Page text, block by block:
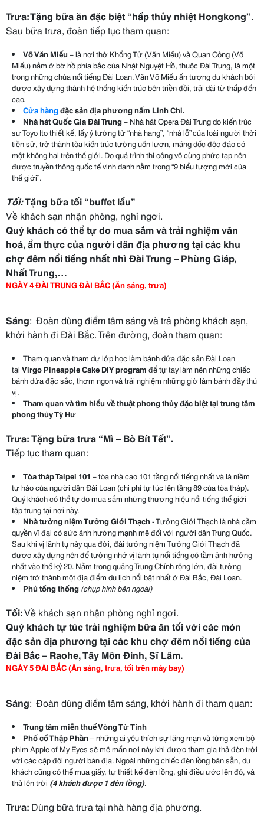
Trưa:Tặng bữa ăn đặc biệt “hấp thủy nhiệt Hongkong”.
Sau bữa trưa, đoàn tiếp tục tham quan:
Võ Văn Miếu – là nơi thờ Khổng Tử (Văn Miếu) và Quan Công (Võ
Miếu) nằm ở bờ hồ phía bắc của Nhật Nguyệt Hồ, thuộc Đài Trung, là một
trong những chùa nổi tiếng Đài Loan. Văn Võ Miếu ấn tượng du khách bởi
được xây dựng thành hệ thống kiến trúc bên triền đồi, trải dài từ thấp đến
cao.
Cửa hàngđặc sản địa phương nấm Linh Chi.
Nhà hát Quốc Gia Đài Trung– Nhà hát Opera Đài Trung do kiến trúc
sư Toyo Ito thiết kế, lấy ý tưởng từ “nhà hang”, “nhà lỗ” của loài người thời
tiền sử, trở thành tòa kiến trúc tường uốn lượn, máng dốc độc đáo có
một không hai trên thế giới. Do quá trình thi công vô cùng phức tạp nên
được truyền thông quốc tế vinh danh nằm trong “9 biểu tượng mới của
thế giới”.
Tối:Tặng bữa tối “buffet lẩu”
Về khách sạn nhận phòng, nghỉ ngơi.
Quý khách cóthể tự do mua sắm vàtrải nghiệmvăn
hoá, ẩm thực của người dân địa phương tạicác khu
chợ đêm nổi tiếng nhất nhì Đài Trung – Phùng Giáp,
Nhất Trung,…
NGÀY 4 ĐÀI TRUNG ĐÀI BẮC (Ăn sáng, trưa)
Sáng: Đoàn dùng điểm tâm sáng và trả phòng khách sạn,
khởi hành đi Đài Bắc. Trên đường, đoàn tham quan:
Tham quan và tham dự lớp học làm bánh dứa đặc sản Đài Loan
tại Virgo Pineapple Cake DIY program để tự tay làm nên những chiếc
bánh dứa đặc sắc, thơm ngon và trải nghiệm những giờ làm bánh đầy thú
vị.
Tham quan và tìm hiểu về thuật phong thủy đặc biệt tại trung tâm
phong thủy Tỳ Hư
Trưa:Tặng bữa trưa “Mì – Bò Bít Tết”.
Tiếp tục tham quan:
Tòa tháp Taipei 101 – tòa nhà cao 101 tầng nổi tiếng nhất và là niềm
tự hào của người dân Đài Loan (chi phí tự túc lên tầng 89 của tòa tháp).
Quý khách có thể tự do mua sắm những thương hiệu nổi tiếng thế giới
tập trung tại nơi này.
Nhà tưởng niệm Tưởng Giới Thạch- Tưởng Giới Thạch là nhà cầm
quyền vĩ đại có sức ảnh hưởng mạnh mẽ đối với người dân Trung Quốc.
Sau khi vị lãnh tụ này qua đời, đài tưởng niệm Tưởng Giới Thạch đã
được xây dựng nên để tưởng nhớ vị lãnh tụ nổi tiếng có tầm ảnh hưởng
nhất vào thế kỷ 20. Nằm trong quảng Trung Chính rộng lớn, đài tưởng
niệm trở thành một địa điểm du lịch nổi bật nhất ở Đài Bắc, Đài Loan.
Phủ tổng thống (chụp hình bên ngoài)
Tối:Về khách sạn nhận phòng nghỉ ngơi.
Quý khách tự túc trải nghiệm bữa ăn tối với các món
đặc sản địa phương tại các khu chợ đêm nổi tiếng của
Đài Bắc – Raohe, Tây Môn Đinh, Sĩ Lâm.
NGÀY 5 ĐÀI BẮC (Ăn sáng, trưa, tối trên máy bay)
Sáng: Đoàn dùng điểm tâm sáng, khởi hành đi tham quan:
Trung tâm miễn thuế Vòng Từ Tính
Phố cổThập Phần– những ai yêu thích sự lãng mạn và từng xem bộ
phim Apple of My Eyes sẽ mê mẩn nơi này khi được tham gia thả đèn trời
với các cặp đôi người bản địa. Ngoài những chiếc đèn lồng bán sẵn, du
khách cũng có thể mua giấy, tự thiết kế đèn lồng, ghi điều ước lên đó, và
thả lên trời (4 khách được 1 đèn lồng).
Trưa: Dùng bữa trưa tại nhà hàng địa phương.